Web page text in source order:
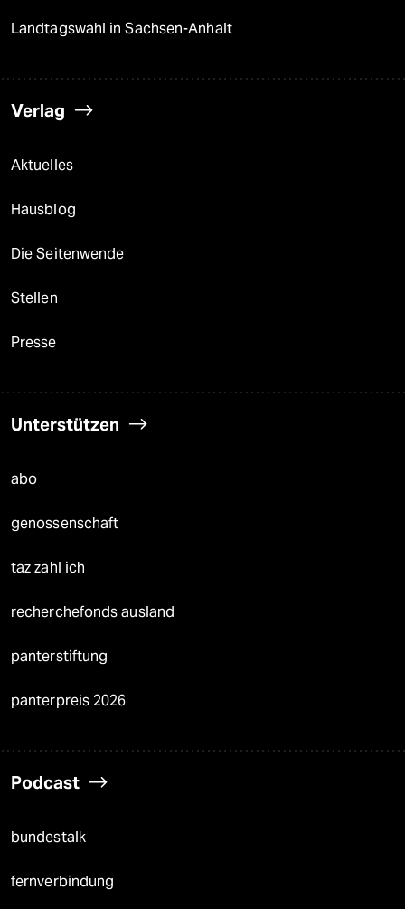
Landtagswahl in Sachsen-Anhalt
Verlag
Aktuelles
Hausblog
Die Seitenwende
Stellen
Presse
Unterstützen
abo
genossenschaft
taz zahl ich
recherchefonds ausland
panterstiftung
panterpreis 2026
Podcast
bundestalk
fernverbindung